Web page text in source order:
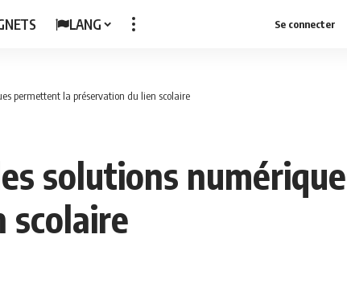
LANG Se connecter
permettent la préservation du lien scolaire
solutions